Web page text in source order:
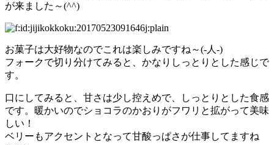
が来ました～(^^)
お菓子は大好物なのでこれは楽しみですね～(‐人‐)
フォークで切り分けてみると、かなりしっとりとした感じで
す。
口にしてみると、甘さは少し控えめで、しっとりとした食感
です。暖かいのでショコラのかおりがフワリと拡がって美味
しい！
ベリーもアクセントとなって甘酸っぱさが仕事してますね